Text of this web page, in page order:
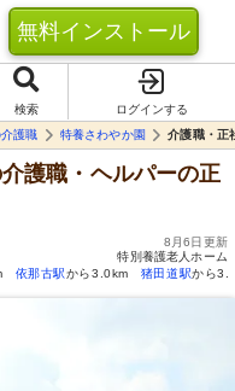
無料インストール
検索
ログインする
護職 特養さわやか園 介護職・正
護職・ヘルパーの正
8月6日更新
特別養護老人ホーム
依那古駅から3.0km 猪田道駅から